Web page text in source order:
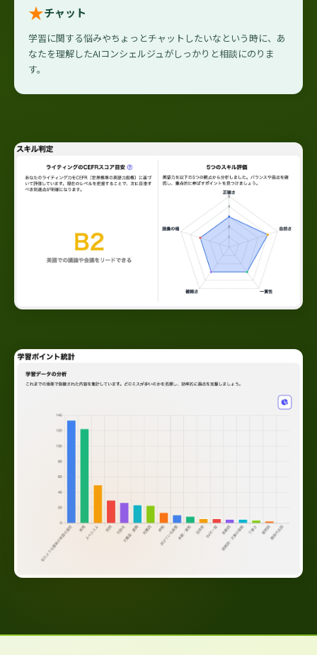
★チャット
学習に関する悩みやちょっとチャットしたいなという時に、あ
なたを理解したAIコンシェルジュがしっかりと相談にのりま
す。